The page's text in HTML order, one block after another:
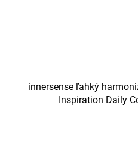
innersense ľahký
Inspiration Daily